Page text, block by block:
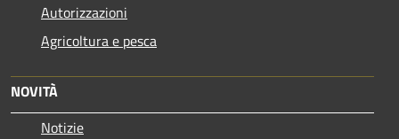
Autorizzazioni
Agricoltura e pesca
NOVITÀ
Notizie